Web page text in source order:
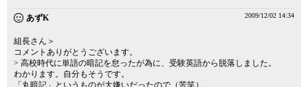
あずK 2009/12/02 14:34
組長さん＞
コメントありがとうございます。
> 高校時代に単語の暗記を怠ったが為に、受験英語から脱落しました。
わかります。自分もそうです。